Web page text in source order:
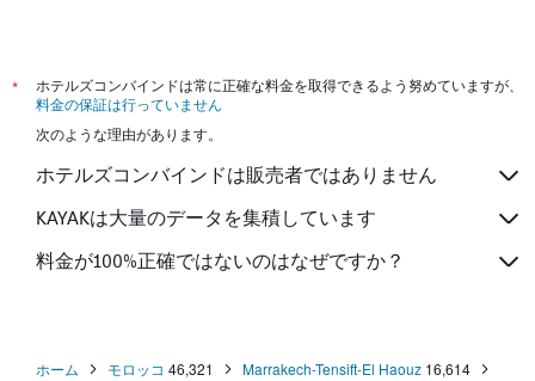
*
ホテルズコンバインドは常に正確な料金を取得できるよう努めていますが、
料金の保証は行っていません
次のような理由があります。
ホテルズコンバインドは販売者ではありません
KAYAKは大量のデータを集積しています
料金が100%正確ではないのはなぜですか？
ホーム モロッコ 46,321 Marrakech-Tensift-El Haouz 16,614